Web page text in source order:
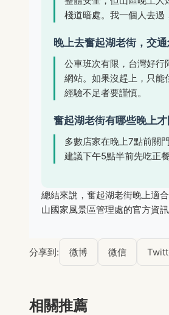
棧道暗處。我一個人去過
晚上去奮起湖老街，交
公車班次有限，台灣好
網站。如果沒趕上，只能
經驗不足者要謹慎。
奮起湖老街有哪些晚上
多數店家在晚上7點前關
建議下午5點半前先吃正
總結來說，奮起湖老街晚上適
山國家風景區管理處的官方資
分享到: 微博 微信
相關推薦